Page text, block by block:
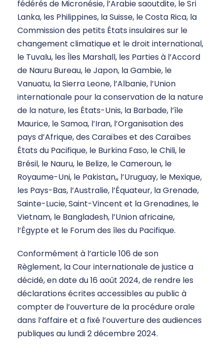
fédérés de Micronésie, l’Arabie saoutdite, le Sri
Lanka, les Philippines, la Suisse, le Costa Rica, la
Commission des petits États insulaires sur le
changement climatique et le droit international,
le Tuvalu, les Îles Marshall, les Parties à l’Accord
de Nauru Bureau, le Japon, la Gambie, le
Vanuatu, la Sierra Leone, l’Albanie, l’Union
internationale pour la conservation de la nature
de la nature, les États-Unis, la Barbade, l’île
Maurice, le Samoa, l’Iran, l’Organisation des
pays d’Afrique, des Caraïbes et des Caraïbes
États du Pacifique, le Burkina Faso, le Chili, le
Brésil, le Nauru, le Belize, le Cameroun, le
Royaume-Uni, le Pakistan,, l’Uruguay, le Mexique,
les Pays-Bas, l’Australie, l’Équateur, la Grenade,
Sainte-Lucie, Saint-Vincent et la Grenadines, le
Vietnam, le Bangladesh, l’Union africaine,
l’Égypte et le Forum des îles du Pacifique.
Conformément à l’article 106 de son
Règlement, la Cour internationale de justice a
décidé, en date du 16 août 2024, de rendre les
déclarations écrites accessibles au public à
compter de l’ouverture de la procédure orale
dans l’affaire et a fixé l’ouverture des audiences
publiques au lundi 2 décembre 2024.